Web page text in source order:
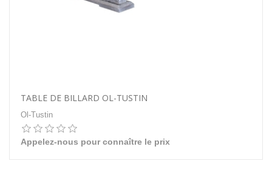
TABLE DE BILLARD OL-TUSTIN
Ol-Tustin
Appelez-nous pour connaître le prix